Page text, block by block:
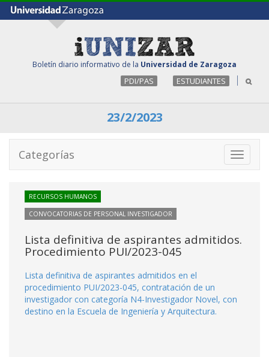
Boletín diario informativo de la Universidad de Zaragoza
PDI/PAS ESTUDIANTES
23/2/2023
Toggle
Categorías
RECURSOS HUMANOS
CONVOCATORIAS DE PERSONAL INVESTIGADOR
Lista definitiva de aspirantes admitidos.
Procedimiento PUI/2023-045
Lista definitiva de aspirantes admitidos en el
procedimiento PUI/2023-045, contratación de un
investigador con categoría N4-Investigador Novel, con
destino en la Escuela de Ingeniería y Arquitectura.